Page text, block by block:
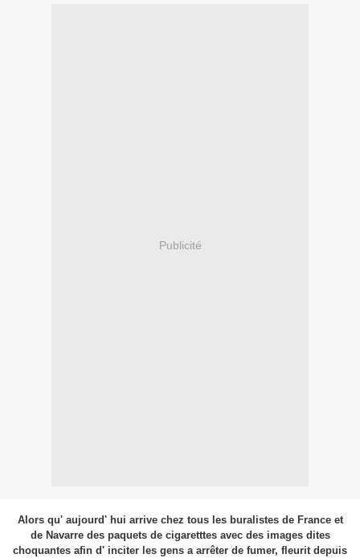
Publicité
Alors qu' aujourd' hui arrive chez tous les buralistes de France et
de Navarre des paquets de cigaretttes avec des images dites
choquantes afin d' inciter les gens a arrêter de fumer, fleurit depuis